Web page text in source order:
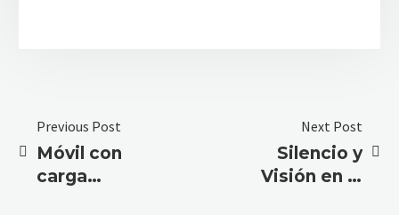
Previous Post
Móvil con
carga
Next Post
Silencio y
Visión en la